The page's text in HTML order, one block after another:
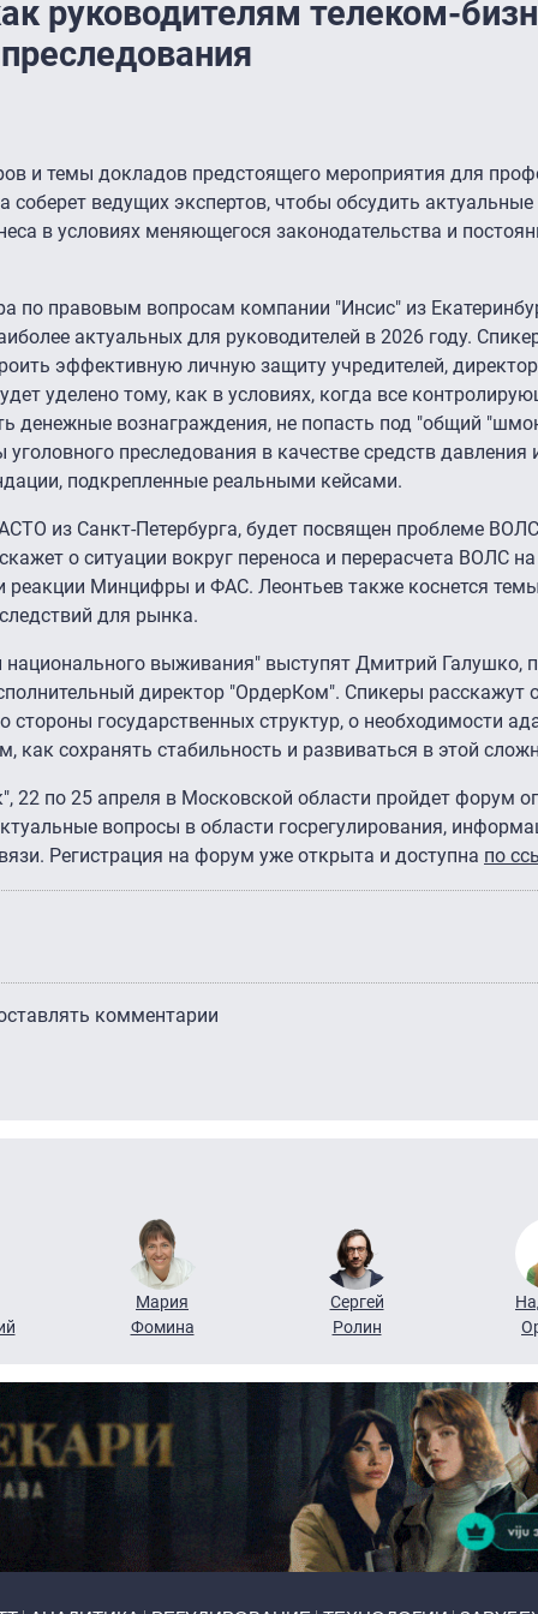
руководителям телеком-
и темы докладов предстоящего мероприятия для
соберет ведущих экспертов, чтобы обсудить
в условиях меняющегося законодательства и
по правовым вопросам компании "Инсис" из
актуальных для руководителей в 2026 году.
эффективную личную защиту учредителей,
уделено тому, как в условиях, когда все
денежные вознаграждения, не попасть под "общий
преследования в качестве средств давления
подкрепленные реальными кейсами.
из Санкт-Петербурга, будет посвящен проблеме ВОЛС
о ситуации вокруг переноса и перерасчета ВОЛС
реакции Минцифры и ФАС. Леонтьев также коснется
для рынка.
выживания" выступят Дмитрий Галушко,
директор "ОрдерКом". Спикеры расскажут
стороны государственных структур, о необходимости
сохранять стабильность и развиваться в этой
22 по 25 апреля в Московской области пройдет форум
вопросы в области госрегулирования,
Регистрация на форум уже открыта и доступна по
комментарии
Мария
Фомина
Сергей
Ролин